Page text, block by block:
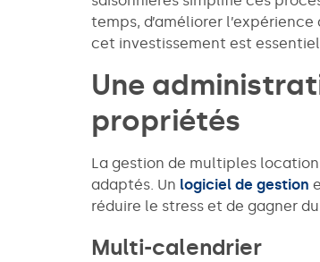
temps, d’améliorer
cet investissement est
Une
propriétés
La gestion de multiples
adaptés. Un logiciel de gestion
réduire le stress et de gagner
Multi-calendrier